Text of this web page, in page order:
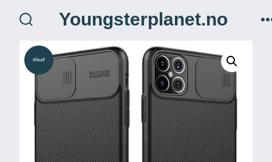
Youngsterplanet.no
tilbud!